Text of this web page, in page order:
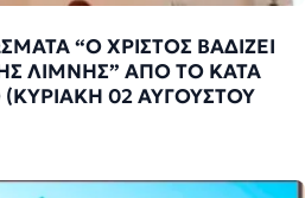
“Ο ΧΡΙΣΤΟΣ ΒΑΔΙΖΕΙ
ΛΙΜΝΗΣ” ΑΠΟ ΤΟ ΚΑΤΑ
02 ΑΥΓΟΥΣΤΟΥ